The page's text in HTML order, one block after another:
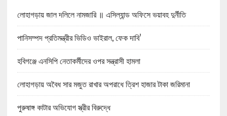
লোহাগড়ায় জাল দলিলে নামজারি ॥ এসিল্যান্ড অফিসে ভয়াবহ দুর্নীতি
পানিসম্পদ প্রতিমন্ত্রীর ভিডিও ভাইরাল, ফেক দাবি’
হবিগঞ্জে এনসিপি নেতাকর্মীদের ওপর সন্ত্রাসী হামলা
লোহাগড়ায় অবৈধ সার মজুত রাখার অপরাধে ত্রিশ হাজার টাকা জরিমানা
পুরুষাঙ্গ কাটার অভিযোগ স্ত্রীর বিরুদ্ধে